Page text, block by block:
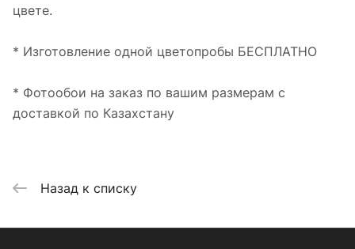
цвете.
* Изготовление одной цветопробы БЕСПЛАТНО
* Фотообои на заказ по вашим размерам с
доставкой по Казахстану
Назад к списку